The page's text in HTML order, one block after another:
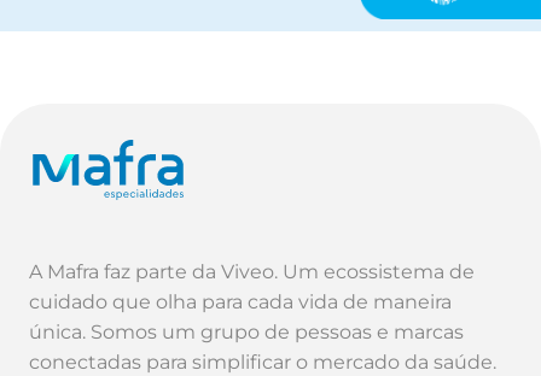
A Mafra faz parte da Viveo. Um ecossistema de
cuidado que olha para cada vida de maneira
única. Somos um grupo de pessoas e marcas
conectadas para simplificar o mercado da saúde.